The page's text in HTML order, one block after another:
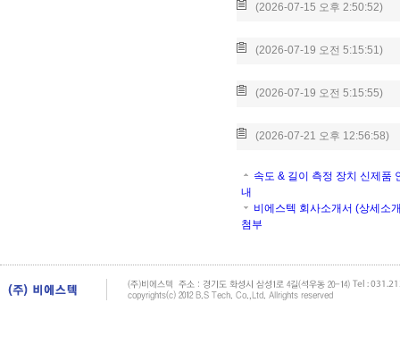
(2026-07-15 오후 2:50:52)
(2026-07-19 오전 5:15:51)
(2026-07-19 오전 5:15:55)
(2026-07-21 오후 12:56:58)
속도 & 길이 측정 장치 신제품
내
비에스텍 회사소개서 (상세소
첨부